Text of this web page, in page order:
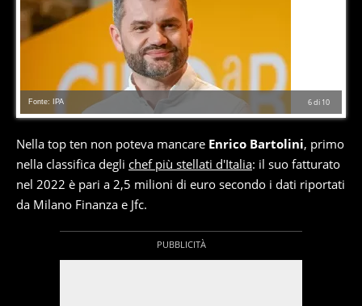
6di 10
Fonte: IPA
Nella top ten non poteva mancare Enrico Bartolini, primo
nella classifica degli chef più stellati d'Italia: il suo fatturato
nel 2022 è pari a 2,5 milioni di euro secondo i dati riportati
da Milano Finanza e Jfc.